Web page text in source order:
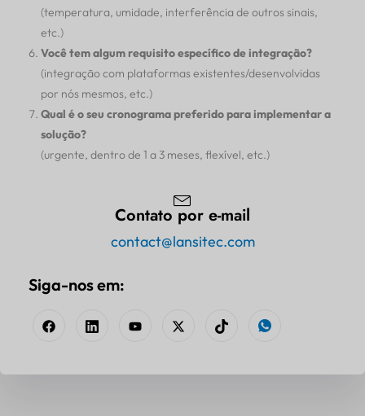
(temperatura, umidade, interferência de outros sinais,
etc.)
Você tem algum requisito específico de integração?
(integração com plataformas existentes/desenvolvidas
por nós mesmos, etc.)
Qual é o seu cronograma preferido para implementar a
solução?
(urgente, dentro de 1 a 3 meses, flexível, etc.)
Contato por e-mail
contact@lansitec.com
Siga-nos em: